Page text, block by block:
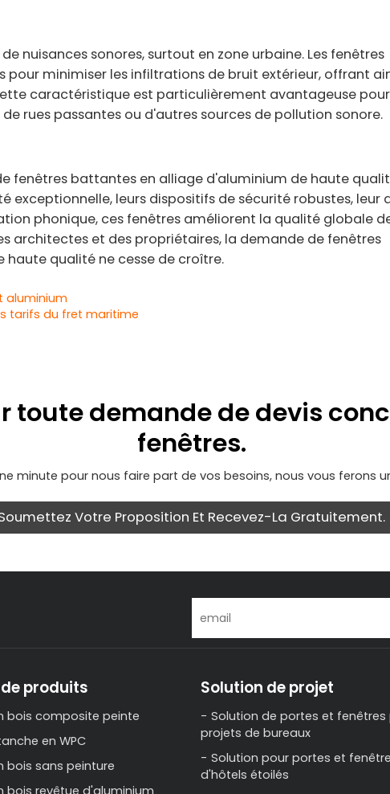
nuisances sonores, surtout en zone urbaine. Les fenêtres
minimiser les infiltrations de bruit extérieur, offrant
caractéristique est particulièrement avantageuse
rues passantes ou d'autres sources de pollution sonore.
fenêtres battantes en alliage d'aluminium de haute
exceptionnelle, leurs dispositifs de sécurité robustes, leur
phonique, ces fenêtres améliorent la qualité globale
architectes et des propriétaires, la demande de fenêtres
qualité ne cesse de croître.
aluminium
tarifs du fret maritime
toute demande de devis
fenêtres.
minute pour nous faire part de vos besoins, nous vous ferons
Votre Proposition Et Recevez-La Gratuitement.
produits
bois composite peinte
en WPC
bois sans peinture
bois revêtue d'aluminium
Solution de projet
Solution de portes et fenêtres
projets de bureaux
Solution pour portes et
d'hôtels étoilés